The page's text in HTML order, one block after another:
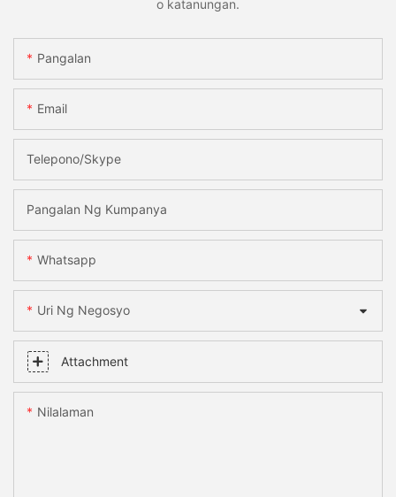
o katanungan.
Pangalan
Email
Telepono/Skype
Pangalan Ng Kumpanya
Whatsapp
Uri Ng Negosyo
Attachment
Nilalaman